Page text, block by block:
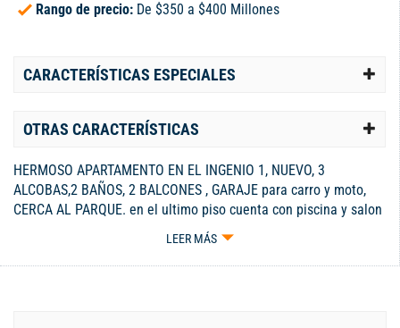
Rango de precio: De $350 a $400 Millones
CARACTERÍSTICAS ESPECIALES
OTRAS CARACTERÍSTICAS
HERMOSO APARTAMENTO EN EL INGENIO 1, NUEVO, 3
ALCOBAS,2 BAÑOS, 2 BALCONES , GARAJE para carro y moto,
CERCA AL PARQUE. en el ultimo piso cuenta con piscina y salon
LEER MÁS